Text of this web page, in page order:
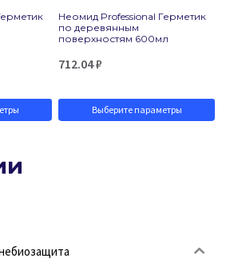
выбрать
на
странице
товара.
Неомид Professional Герметик
по деревянным
поверхностям 600мл
712.04₽
Выберите параметры
Опции